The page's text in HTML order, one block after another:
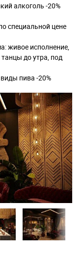
алкоголь -20%
специальной цене
живое исполнение,
до утра, под
пива -20%